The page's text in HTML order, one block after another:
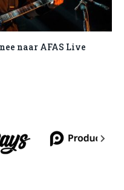
naar AFAS Live